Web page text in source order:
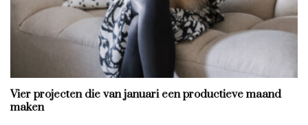
Vier projecten die van januari een productieve maand
maken